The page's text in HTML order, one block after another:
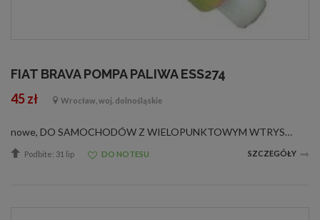
FIAT BRAVA POMPA PALIWA ESS274
45 zł Wrocław, woj. dolnośląskie
nowe, DO SAMOCHODÓW Z WIELOPUNKTOWYM WTRYSKIEM PALIWA MARKI:FIAT FIAT BARCHETTA 1.8 16V 04.1995 - &gt;FIAT BRAVA 1.8 GT 16V 10.1995 - 10.2001FIAT BRAVO 1.6 16V 10.1995 - 10.2001FIAT BRAVO 1.8 GT 10.1995 - 10.2001FIAT MAREA sedan / kombi 1.6 16V 09.1996...
Podbite: 31 lip DO NOTESU SZCZEGÓŁY